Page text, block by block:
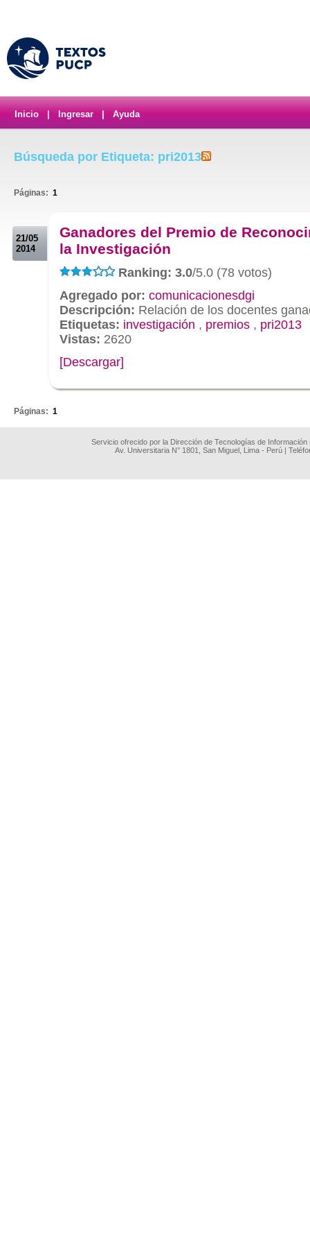
Inicio Ingresar Ayuda
Búsqueda por Etiqueta: pri2013
Páginas: 1
21/05
2014
Ganadores del Premio de
la Investigación
Ranking: 3.0/5.0 (78 votos)
Agregado por: comunicacionesdgi
Descripción: Relación de los docentes
Etiquetas: investigación , premios , pri2013
Vistas: 2620
[Descargar]
Páginas: 1
Servicio ofrecido por la Dirección de Tecnologías de
Av. Universitaria N° 1801, San Miguel, Lima - Perú |